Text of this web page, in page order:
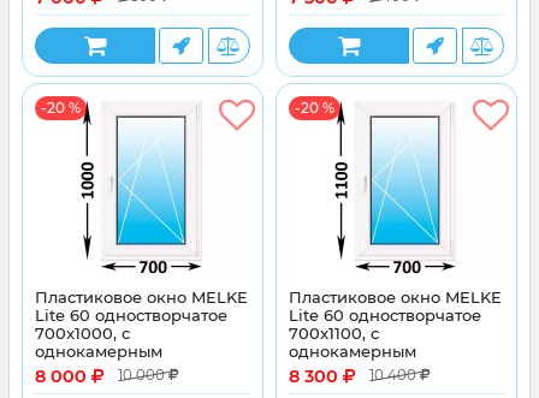
стеклопакетом стеклопакетом
-20 %
Пластиковое окно MELKE
Lite 60 одностворчатое
700x1000, с
однокамерным
энергосберегающим
стеклопакетом
8 000 10 000
-20 %
Пластиковое окно MELKE
Lite 60 одностворчатое
700x1100, с
однокамерным
энергосберегающим
стеклопакетом
8 300 10 400